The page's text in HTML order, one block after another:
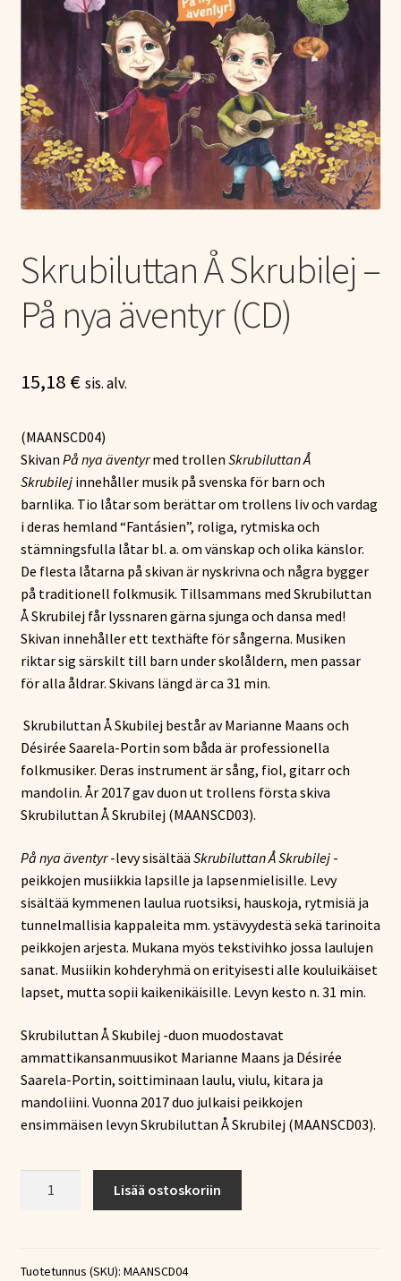
Tietoa meistä
Konserttiliput
tason
valikko
Skrubiluttan Å Skrubilej –
På nya äventyr (CD)
15,18 € sis. alv.
(MAANSCD04)
Skivan På nya äventyrmed trollen Skrubiluttan Å
Skrubilejinnehåller musik på svenska för barn och
barnlika. Tio låtar som berättar om trollens liv och vardag
i deras hemland “Fantásien”, roliga, rytmiska och
stämningsfulla låtar bl. a. om vänskap och olika känslor.
De flesta låtarna på skivan är nyskrivna och några bygger
på traditionell folkmusik. Tillsammans med Skrubiluttan
Å Skrubilej får lyssnaren gärna sjunga och dansa med!
Skivan innehåller ett texthäfte för sångerna. Musiken
riktar sig särskilt till barn under skolåldern, men passar
för alla åldrar. Skivans längd är ca 31 min.
Skrubiluttan Å Skubilej består av Marianne Maans och
Désirée Saarela-Portin som båda är professionella
folkmusiker. Deras instrument är sång, fiol, gitarr och
mandolin. År 2017 gav duon ut trollens första skiva
Skrubiluttan Å Skrubilej (MAANSCD03).
På nya äventyr-levy sisältää Skrubiluttan Å Skrubilej-
peikkojen musiikkia lapsille ja lapsenmielisille. Levy
sisältää kymmenen laulua ruotsiksi, hauskoja, rytmisiä ja
tunnelmallisia kappaleita mm. ystävyydestä sekä tarinoita
peikkojen arjesta. Mukana myös tekstivihko jossa laulujen
sanat. Musiikin kohderyhmä on erityisesti alle kouluikäiset
lapset, mutta sopii kaikenikäisille. Levyn kesto n. 31 min.
Skrubiluttan Å Skubilej -duon muodostavat
ammattikansanmuusikot Marianne Maans ja Désirée
Saarela-Portin, soittiminaan laulu, viulu, kitara ja
mandoliini. Vuonna 2017 duo julkaisi peikkojen
ensimmäisen levyn Skrubiluttan Å Skrubilej (MAANSCD03).
På
Lisää ostoskoriin
Tuotetunnus (SKU): MAANSCD04